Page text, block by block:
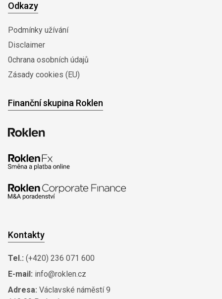
Odkazy
Podmínky užívání
Disclaimer
0chrana osobních údajů
Zásady cookies (EU)
Finanční skupina Roklen
Kontakty
Tel.: (+420) 236 071 600
E-mail: info@roklen.cz
Adresa: Václavské náměstí 9